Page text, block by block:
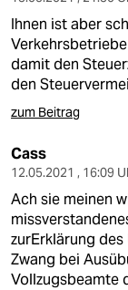
Ihnen ist aber
damit den
den
zum Beitrag
Cass
12.05.2021 , 16:09
Ach sie meinen
zurErklärung des
Zwang bei
Vollzugsbeamte